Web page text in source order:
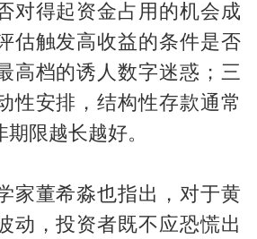
对得起资金占用的机会成
估触发高收益的条件是否
高档的诱人数字迷惑；三
性安排，结构性存款通常
限越长越好。
家董希淼也指出，对于黄
动，投资者既不应恐慌出